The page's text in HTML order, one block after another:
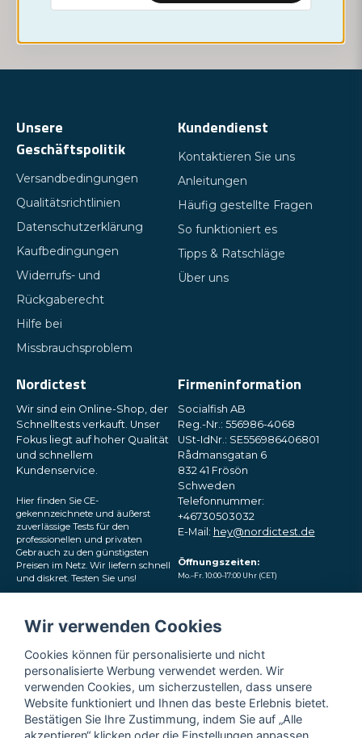
auf diesem Gebiet!
Unsere
Geschäftspolitik
Versandbedingungen
Qualitätsrichtlinien
Datenschutzerklärung
Kaufbedingungen
Widerrufs- und
Rückgaberecht
Hilfe bei
Missbrauchsproblem
Kundendienst
Kontaktieren Sie uns
Anleitungen
Häufig gestellte Fragen
So funktioniert es
Tipps & Ratschläge
Über uns
Nordictest
Wir sind ein Online-Shop, der
Schnelltests verkauft. Unser
Fokus liegt auf hoher Qualität
und schnellem
Kundenservice.
Hier finden Sie CE-
gekennzeichnete und äußerst
zuverlässige Tests für den
professionellen und privaten
Gebrauch zu den günstigsten
Preisen im Netz. Wir liefern schnell
und diskret. Testen Sie uns!
sozialen Medien
Firmeninformation
Socialfish AB
Reg.-Nr.: 556986-4068
USt-IdNr.: SE556986406801
Rådmansgatan 6
832 41 Frösön
Schweden
Telefonnummer:
+46730503032
E-Mail: hey@nordictest.de
Öffnungszeiten:
Mo.–Fr. 10:00–17:00 Uhr (CET)
Wir verwenden Cookies
Cookies können für personalisierte und nicht
personalisierte Werbung verwendet werden. Wir
verwenden Cookies, um sicherzustellen, dass unsere
Website funktioniert und Ihnen das beste Erlebnis bietet.
Bestätigen Sie Ihre Zustimmung, indem Sie auf „Alle
akzeptieren“ klicken oder die Einstellungen anpassen.